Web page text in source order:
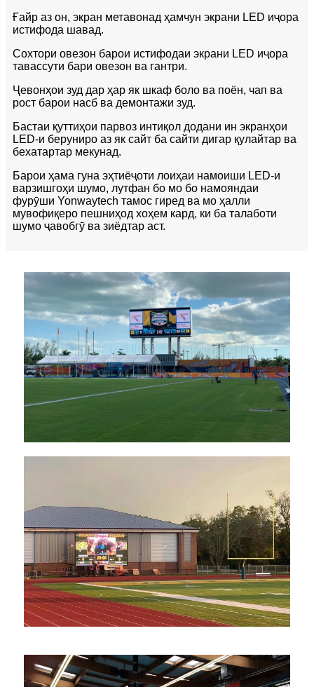
Ғайр аз он, экран метавонад ҳамчун экрани LED иҷора
истифода шавад.
Сохтори овезон барои истифодаи экрани LED иҷора
тавассути бари овезон ва гантри.
Ҷевонҳои зуд дар ҳар як шкаф боло ва поён, чап ва
рост барои насб ва демонтажи зуд.
Бастаи қуттиҳои парвоз интиқол додани ин экранҳои
LED-и беруниро аз як сайт ба сайти дигар қулайтар ва
бехатартар мекунад.
Барои ҳама гуна эҳтиёҷоти лоиҳаи намоиши LED-и
варзишгоҳи шумо, лутфан бо мо бо намояндаи
фурӯши Yonwaytech тамос гиред ва мо ҳалли
мувофиқеро пешниҳод хоҳем кард, ки ба талаботи
шумо ҷавобгӯ ва зиёдтар аст.